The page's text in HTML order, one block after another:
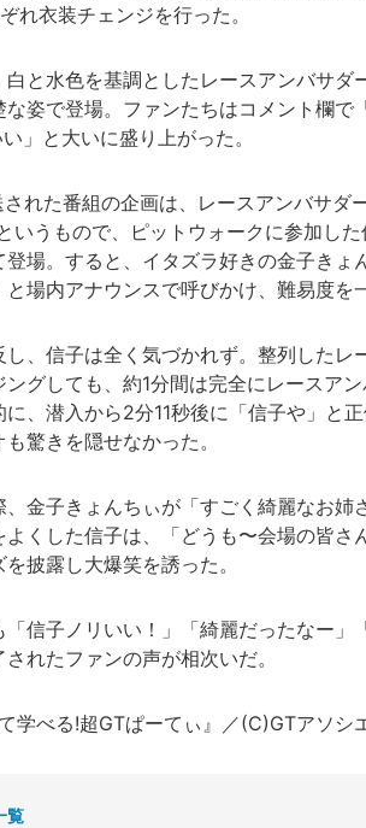
れ衣装チェンジを行った。
と水色を基調としたレースアンバサダ
姿で登場。ファンたちはコメント欄で
」と大いに盛り上がった。
れた番組の企画は、レースアンバサダ
いうもので、ピットウォークに参加し
登場。すると、イタズラ好きの金子きょ
場内アナウンスで呼びかけ、難易度を
、信子は全く気づかれず。整列したレ
グしても、約1分間は完全にレースア
、潜入から2分11秒後に「信子や」と
驚きを隠せなかった。
金子きょんちぃが「すごく綺麗なお姉
よくした信子は、「どうも〜会場の皆さ
披露し大爆笑を誘った。
信子ノリいい！」「綺麗だったなー」
れたファンの声が相次いだ。
て学べる!超GTぱーてぃ』／(C)GTアソシ
覧